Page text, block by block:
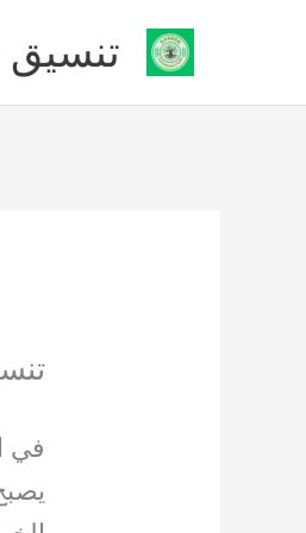
المحتوى
تنسيق
في